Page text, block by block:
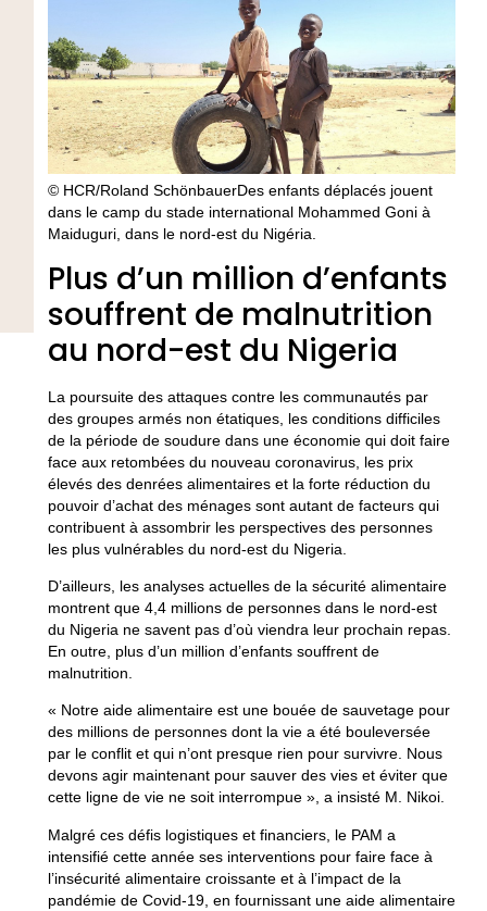
© HCR/Roland SchönbauerDes enfants déplacés jouent
dans le camp du stade international Mohammed Goni à
Maiduguri, dans le nord-est du Nigéria.
Plus d’un million d’enfants
souffrent de malnutrition
au nord-est du Nigeria
La poursuite des attaques contre les communautés par
des groupes armés non étatiques, les conditions difficiles
de la période de soudure dans une économie qui doit faire
face aux retombées du nouveau coronavirus, les prix
élevés des denrées alimentaires et la forte réduction du
pouvoir d’achat des ménages sont autant de facteurs qui
contribuent à assombrir les perspectives des personnes
les plus vulnérables du nord-est du Nigeria.
D’ailleurs, les analyses actuelles de la sécurité alimentaire
montrent que 4,4 millions de personnes dans le nord-est
du Nigeria ne savent pas d’où viendra leur prochain repas.
En outre, plus d’un million d’enfants souffrent de
malnutrition.
« Notre aide alimentaire est une bouée de sauvetage pour
des millions de personnes dont la vie a été bouleversée
par le conflit et qui n’ont presque rien pour survivre. Nous
devons agir maintenant pour sauver des vies et éviter que
cette ligne de vie ne soit interrompue », a insisté M. Nikoi.
Malgré ces défis logistiques et financiers, le PAM a
intensifié cette année ses interventions pour faire face à
l’insécurité alimentaire croissante et à l’impact de la
pandémie de Covid-19, en fournissant une aide alimentaire